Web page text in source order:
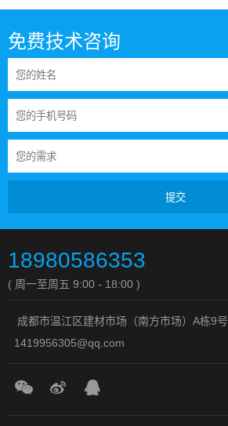
免费技术咨询
提交
18980586353
( 周一至周五 9:00 - 18:00 )
成都市温江区建材市场（南方市场）A栋9号
1419956305@qq.com